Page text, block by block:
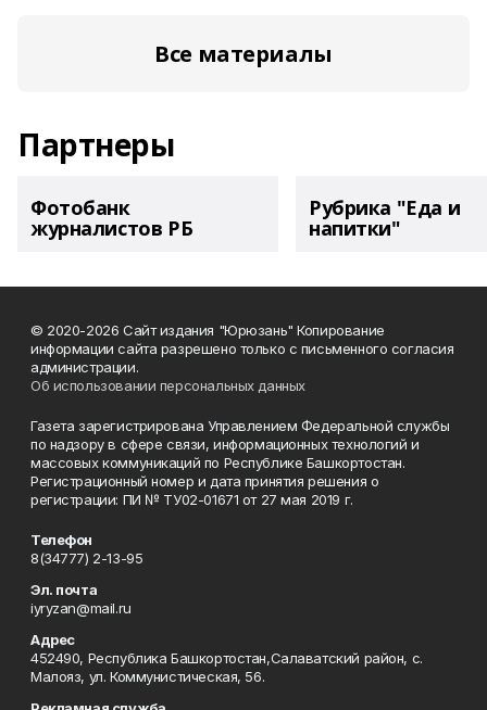
Все материалы
Партнеры
Фотобанк
журналистов РБ
Рубрика "Еда и
напитки"
© 2020-2026 Сайт издания "Юрюзань" Копирование
информации сайта разрешено только с письменного согласия
администрации.
Об использовании персональных данных
Газета зарегистрирована Управлением Федеральной службы
по надзору в сфере связи, информационных технологий и
массовых коммуникаций по Республике Башкортостан.
Регистрационный номер и дата принятия решения о
регистрации: ПИ № ТУ02-01671 от 27 мая 2019 г.
Телефон
8(34777) 2-13-95
Эл. почта
iyryzan@mail.ru
Адрес
452490, Республика Башкортостан,Салаватский район, с.
Малояз, ул. Коммунистическая, 56.